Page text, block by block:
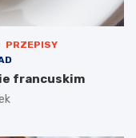
PRZEPISY
francuskim